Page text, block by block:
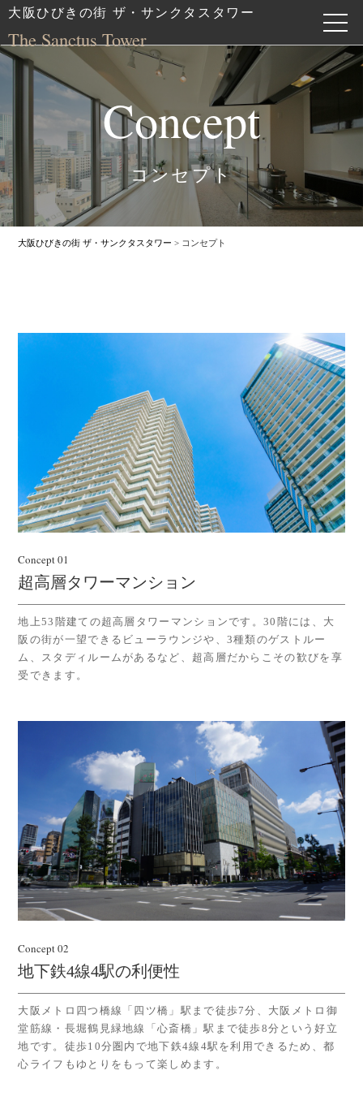
大阪ひびきの街 ザ・サンクタスタワー
The Sanctus Tower
Concept
コンセプト
大阪ひびきの街 ザ・サンクタスタワー > コンセプト
Concept 01
超高層タワーマンション
地上53階建ての超高層タワーマンションです。30階には、大
阪の街が一望できるビューラウンジや、3種類のゲストルー
ム、スタディルームがあるなど、超高層だからこその歓びを享
受できます。
Concept 02
地下鉄4線4駅の利便性
大阪メトロ四つ橋線「四ツ橋」駅まで徒歩7分、大阪メトロ御
堂筋線・長堀鶴見緑地線「心斎橋」駅まで徒歩8分という好立
地です。徒歩10分圏内で地下鉄4線4駅を利用できるため、都
心ライフもゆとりをもって楽しめます。